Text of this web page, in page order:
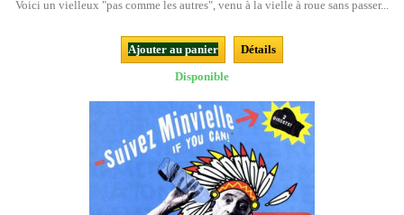
Voici un vielleux "pas comme les autres", venu à la vielle à roue sans passer...
Ajouter au panier
Détails
Disponible